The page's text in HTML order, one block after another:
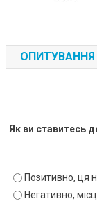
ОПИТУВАННЯ
Як ви ставитесь
Позитивно, ця
Негативно,